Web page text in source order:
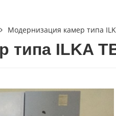
Модернизация камер типа
типа ILKA